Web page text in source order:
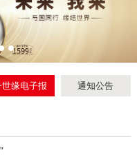
世缘电子报 通知公告